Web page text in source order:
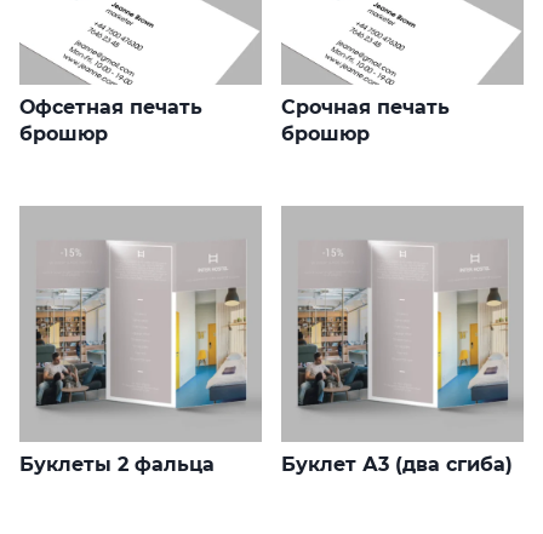
Офсетная печать
брошюр
Срочная печать
брошюр
Буклеты 2 фальца Буклет А3 (два сгиба)